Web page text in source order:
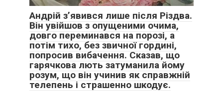
Андрій з’явився лише після Різдва.
Він увійшов з опущеними очима,
довго переминався на порозі, а
потім тихо, без звичної гордині,
попросив вибачення. Сказав, що
гарячкова лють затуманила йому
розум, що він учинив як справжній
телепень і страшенно шкодує.